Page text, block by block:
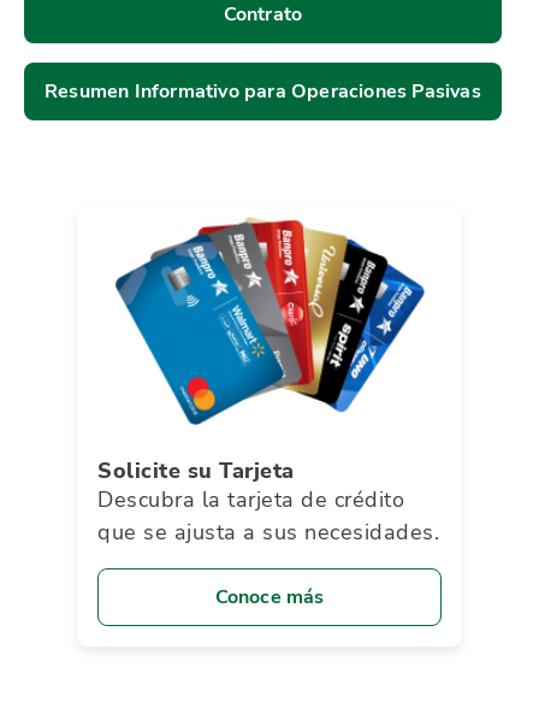
Contrato
Resumen Informativo para Operaciones Pasivas
Solicite su Tarjeta
Descubra la tarjeta de crédito
que se ajusta a sus necesidades.
Conoce más